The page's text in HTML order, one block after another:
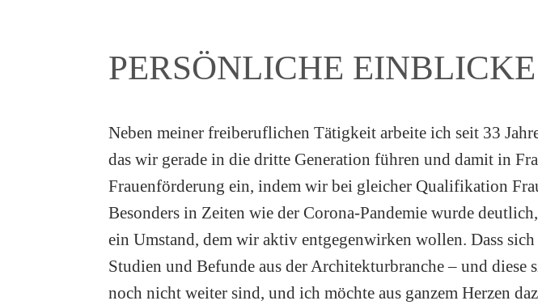
PERSÖNLICHE EINBLICKE
Neben meiner freiberuflichen Tätigkeit arbeite ich seit 33
das wir gerade in die dritte Generation führen und damit in
Frauenförderung ein, indem wir bei gleicher Qualifikation
Besonders in Zeiten wie der Corona-Pandemie wurde
ein Umstand, dem wir aktiv entgegenwirken wollen. Dass
Studien und Befunde aus der Architekturbranche – und
noch nicht weiter sind, und ich möchte aus ganzem Herzen